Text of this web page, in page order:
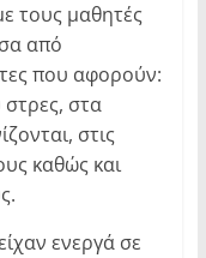
τους μαθητές
από
που αφορούν:
στρες, στα
στις
καθώς και
ενεργά σε